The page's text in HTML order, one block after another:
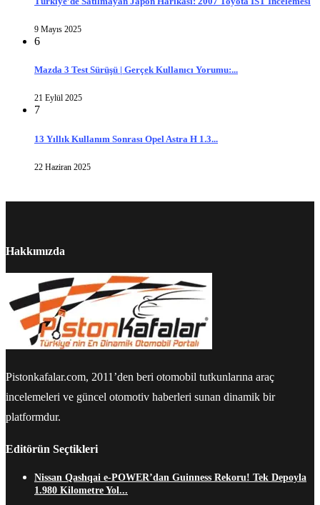
9 Mayıs 2025
6
Mazda 3 Test Sürüşü | Gerçek Kullanıcı Yorumu:...
21 Eylül 2025
7
13 Yıllık Kullanım Sonrası Opel Astra H 1.3...
22 Haziran 2025
Hakkımızda
Pistonkafalar.com, 2011’den beri otomobil tutkunlarına araç
incelemeleri ve güncel otomotiv haberleri sunan dinamik bir
platformdur.
Editörün Seçtikleri
Nissan Qashqai e-POWER’dan Guinness Rekoru! Tek Depoyla
1.980 Kilometre Yol...